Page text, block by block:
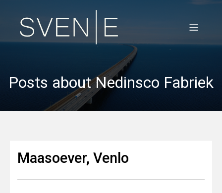
Posts about Nedinsco Fabriek
Maasoever, Venlo